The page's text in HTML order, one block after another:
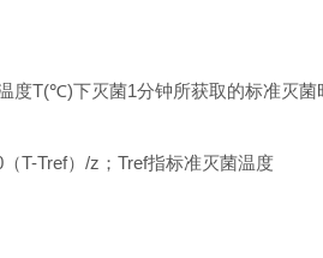
度T(℃)下灭菌1分钟所获取的标准灭菌
（T-Tref） /z ； Tref指标准灭菌温度